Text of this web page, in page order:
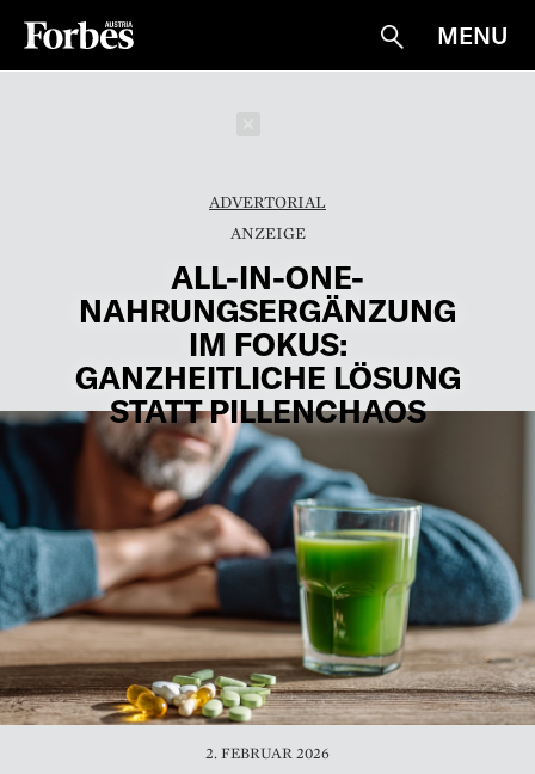
Suche
MENU
ADVERTORIAL
ALL-IN-ONE-
NAHRUNGSERGÄNZUNG
IM FOKUS:
GANZHEITLICHE LÖSUNG
STATT PILLENCHAOS
2. FEBRUAR 2026